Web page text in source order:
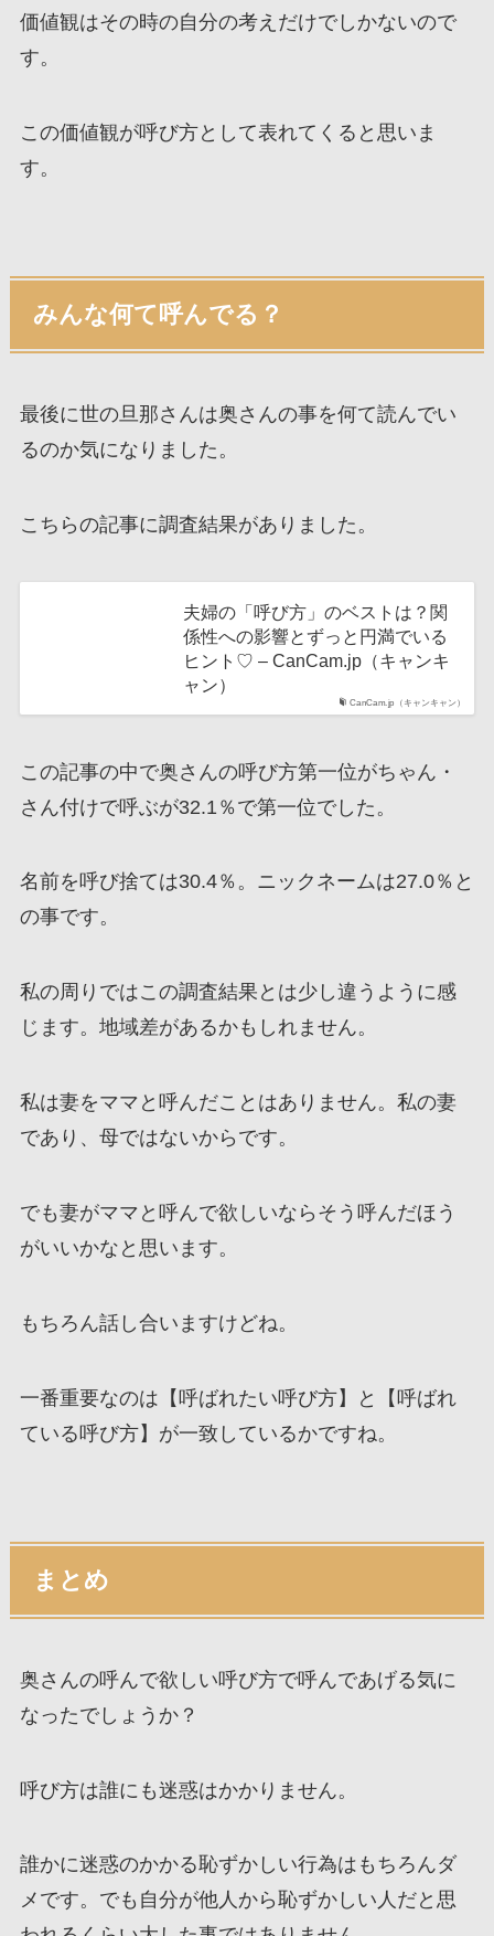
価値観はその時の自分の考えだけでしかないので
す。
この価値観が呼び方として表れてくると思いま
す。
みんな何て呼んでる？
最後に世の旦那さんは奥さんの事を何て読んでい
るのか気になりました。
こちらの記事に調査結果がありました。
CanCam.jp（キャンキャン）
夫婦の「呼び方」のベストは？関
係性への影響とずっと円満でいる
ヒント♡ – CanCam.jp（キャンキ
ャン）
この記事の中で奥さんの呼び方第一位がちゃん・
さん付けで呼ぶが32.1％で第一位でした。
名前を呼び捨ては30.4％。ニックネームは27.0％と
の事です。
私の周りではこの調査結果とは少し違うように感
じます。地域差があるかもしれません。
私は妻をママと呼んだことはありません。私の妻
であり、母ではないからです。
でも妻がママと呼んで欲しいならそう呼んだほう
がいいかなと思います。
もちろん話し合いますけどね。
一番重要なのは【呼ばれたい呼び方】と【呼ばれ
ている呼び方】が一致しているかですね。
まとめ
奥さんの呼んで欲しい呼び方で呼んであげる気に
なったでしょうか？
呼び方は誰にも迷惑はかかりません。
誰かに迷惑のかかる恥ずかしい行為はもちろんダ
メです。でも自分が他人から恥ずかしい人だと思